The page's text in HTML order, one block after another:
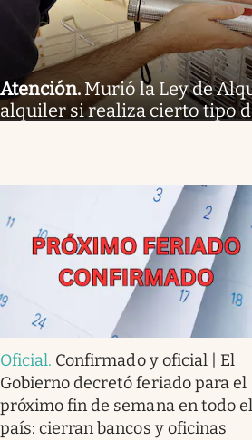
Atención. Murió la Ley de
alquiler si realiza cierto tipo
Oficial. Confirmado y oficial | El
Gobierno decretó feriado para el
próximo fin de semana en todo el
país: cierran bancos y oficinas